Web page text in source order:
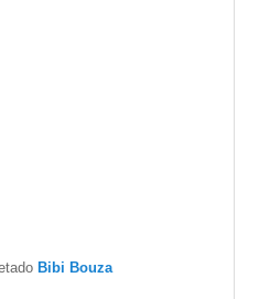
Bibi Bouza